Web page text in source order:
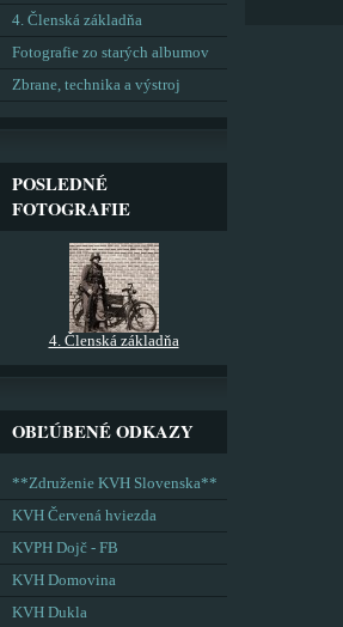
4. Členská základňa
Fotografie zo starých albumov
Zbrane, technika a výstroj
POSLEDNÉ
FOTOGRAFIE
4. Členská základňa
OBĽÚBENÉ ODKAZY
**Združenie KVH Slovenska**
KVH Červená hviezda
KVPH Dojč - FB
KVH Domovina
KVH Dukla